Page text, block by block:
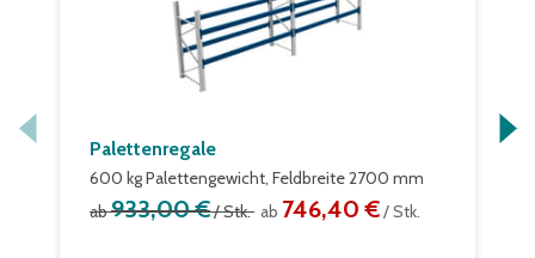
Palettenregale
600 kg Palettengewicht, Feldbreite 2700 mm
ab933,00 €/ Stk. ab 746,40 €/ Stk.